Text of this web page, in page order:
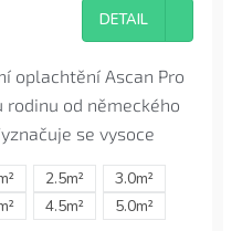
DETAIL
oplachtění Ascan Pro
rodinu od německého
se vysoce
moderním
a lehkostí. A co víc -
výkon. Oplachtění
2.5m²
3.0m²
4.5m² 5.0m²